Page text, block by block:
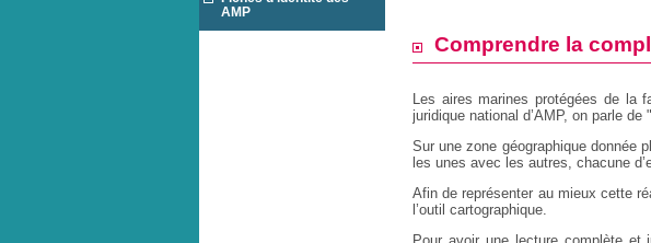
AMP
Comprendre la
Les aires marines protégées de la
juridique national d’AMP, on parle
Sur une zone géographique donnée
les unes avec les autres, chacune
Afin de représenter au mieux cette
l’outil cartographique.